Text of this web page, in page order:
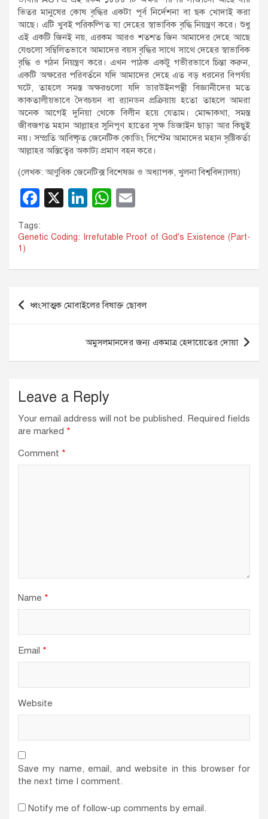
ভিতর মানুষের কোষ বৃদ্ধির একটা পূর্ব নির্দেশনা বা ছক খোদাই করা
আছে। এটি খুবই পরিকল্পিত যা দেহের স্বাভাবিক বৃদ্ধি নিয়ন্ত্রণ করে। শুধু
এই একটি জিনই নয়, এরকম আরও শতশত জিন আমাদের দেহে আছে
যেগুলো সম্বিলিতভাবে আমাদের বয়স বৃদ্ধির সাথে সাথে দেহের স্বাভাবিক
বৃদ্ধি ও গঠন নিয়ন্ত্রণ করে। এখন পাঠক একটু গভীরভাবে চিন্তা করুন,
একটি অক্ষরের পরিবর্তনে যদি আমাদের দেহে এত বড় ধরনের বিপর্যয়
ঘটে, তাহলে সমস্ত অক্ষরগুলো যদি ডারউইনপন্থী বিজ্ঞানীদের মতে
কাকতালীয়ভাবে দৈবচয়ন বা র‌্যানডন প্রক্রিয়ায় হতো তাহলে আমরা
অনেক আগেই দুনিয়া থেকে বিলীন হয়ে যেতাম। মোদ্দাকথা, সমস্ত
জীবজগত মহান আল্লাহর সুনিপূণ হাতের সূক্ষ ডিজাইন ছাড়া আর কিছুই
নয়। সম্প্রতি আবিষ্কৃত জেনেটিক কোডিং সিস্টেম আমাদের মহান সৃষ্টিকর্তা
আল্লাহর অস্তিত্বের অকাট্য প্রমাণ বহন করে।
(লেখক: আণুবিক জেনেটিক্স বিশেষজ্ঞ ও অধ্যাপক, খুলনা বিশ্ববিদ্যালয়)
F
a
c
b
o
k
X
Li
k
dI
W
at
A
p
ail
Tags:
Genetic Coding: Irrefutable Proof of God's Existence (Part-
1)
Post
navigation
ধ্বংসাত্মক মোবাইলের বিষাক্ত ছোবল
অমুসলমানদের জন্য একমাত্র হেদায়েতের দোয়া
Leave a Reply
Your email address will not be published. Required fields
are marked *
Comment *
Name *
Email *
Website
Save my name, email, and website in this browser for
the next time I comment.
Notify me of follow-up comments by email.